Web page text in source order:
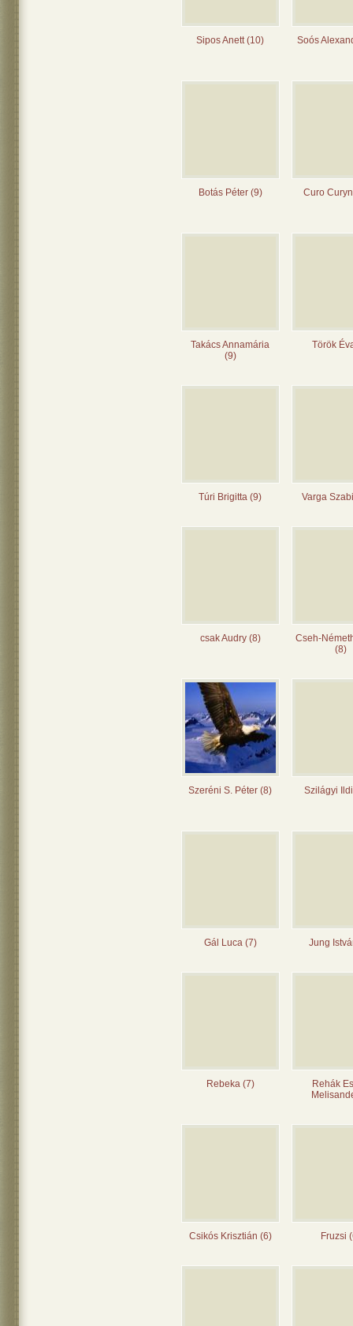
Sipos Anett (10) Soós
Botás Péter (9) Curo
Takács Annamária
(9)
Török
Túri Brigitta (9) Varga
csak Audry (8)
Cseh-
(8)
Szeréni S. Péter (8) Szilágyi
Gál Luca (7) Jung
Rebeka (7)
Rehák
Csikós Krisztián (6) Fruzsi